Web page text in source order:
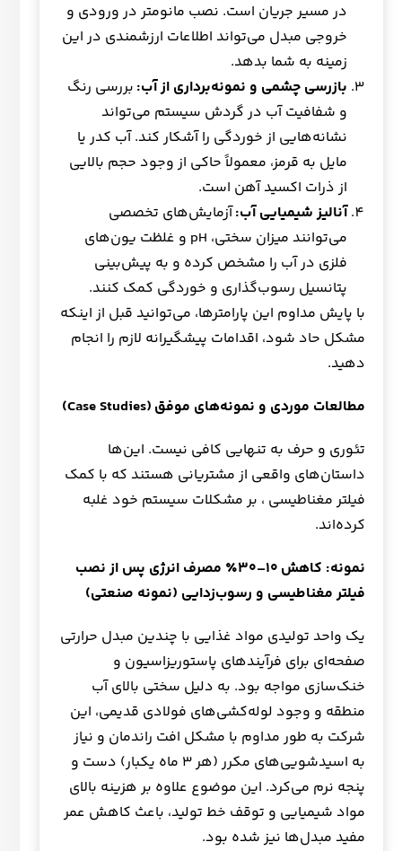
در مسیر جریان است. نصب مانومتر در ورودی و
خروجی مبدل می‌تواند اطلاعات ارزشمندی در این
زمینه به شما بدهد.
بازرسی چشمی و نمونه‌برداری از آب: بررسی رنگ
و شفافیت آب در گردش سیستم می‌تواند
نشانه‌هایی از خوردگی را آشکار کند. آب کدر یا
مایل به قرمز، معمولاً حاکی از وجود حجم بالایی
از ذرات اکسید آهن است.
آنالیز شیمیایی آب:آزمایش‌های تخصصی
می‌توانند میزان سختی، pH و غلظت یون‌های
فلزی در آب را مشخص کرده و به پیش‌بینی
پتانسیل رسوب‌گذاری و خوردگی کمک کنند.
با پایش مداوم این پارامترها، می‌توانید قبل از اینکه
مشکل حاد شود، اقدامات پیشگیرانه لازم را انجام
دهید.
مطالعات موردی و نمونه‌های موفق (Case Studies)
تئوری و حرف به تنهایی کافی نیست. این‌ها
داستان‌های واقعی از مشتریانی هستند که با کمک
فیلتر مغناطیسی ، بر مشکلات سیستم خود غلبه
کرده‌اند.
نمونه: کاهش
۱۰–۳۰٪ مصرف انرژی پس از نصب
فیلتر مغناطیسی و رسوب‌زدایی (نمونه صنعتی)
یک واحد تولیدی مواد غذایی با چندین مبدل حرارتی
صفحه‌ای برای فرآیندهای پاستوریزاسیون و
خنک‌سازی مواجه بود. به دلیل سختی بالای آب
منطقه و وجود لوله‌کشی‌های فولادی قدیمی، این
شرکت به طور مداوم با مشکل افت راندمان و نیاز
به اسیدشویی‌های مکرر (هر ۳ ماه یکبار) دست و
پنجه نرم می‌کرد. این موضوع علاوه بر هزینه بالای
مواد شیمیایی و توقف خط تولید، باعث کاهش عمر
مفید مبدل‌ها نیز شده بود.